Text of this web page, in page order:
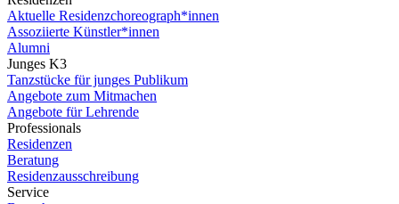
Aktuelle Residenzchoreograph*innen
Assoziierte Künstler*innen
Alumni
Junges K3
Tanzstücke für junges Publikum
Angebote zum Mitmachen
Angebote für Lehrende
Professionals
Residenzen
Beratung
Residenzausschreibung
Service